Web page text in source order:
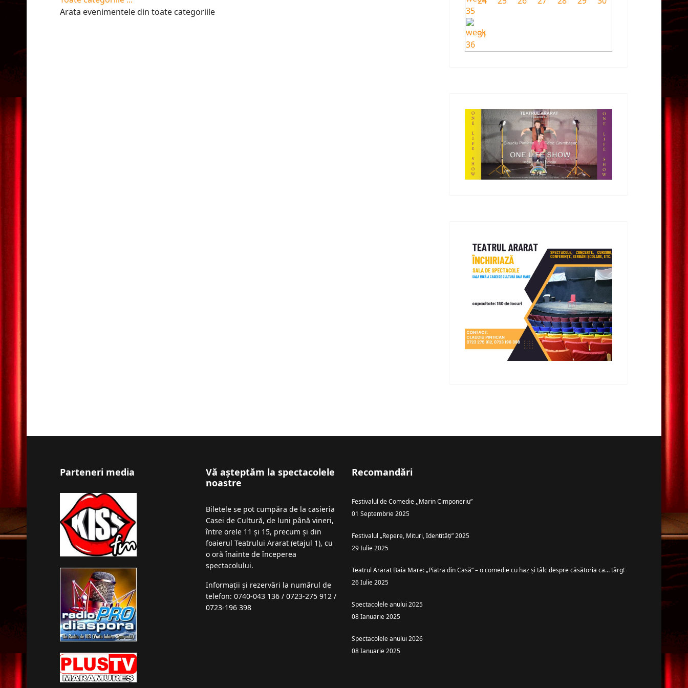
Arata evenimentele din toate categoriile
31
Parteneri media
Vă așteptăm la spectacolele
noastre
Biletele se pot cumpăra de la casieria
Casei de Cultură, de luni până vineri,
între orele 11 și 15, precum și din
foaierul Teatrului Ararat (etajul 1), cu
o oră înainte de începerea
spectacolului.
Informații şi rezervări la numărul de
telefon: 0740-043 136 / 0723-275 912 /
0723-196 398
Recomandări
Festivalul de Comedie ,,Marin Cimponeriu”
01 Septembrie 2025
Festivalul „Repere, Mituri, Identități” 2025
29 Iulie 2025
Teatrul Ararat Baia Mare: „Piatra din Casă” – o comedie cu haz și tâlc despre căsătoria ca… târg!
26 Iulie 2025
Spectacolele anului 2025
08 Ianuarie 2025
Spectacolele anului 2026
08 Ianuarie 2025